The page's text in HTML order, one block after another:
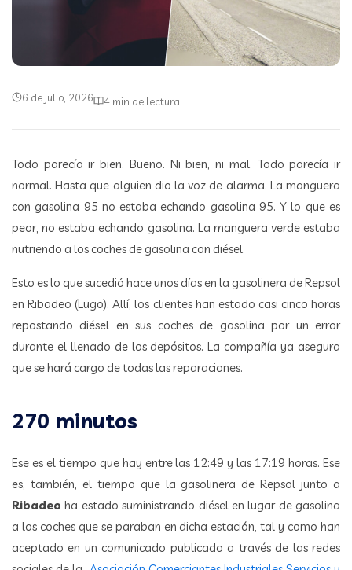
6 de julio, 2026 4 min de lectura
Todo parecía ir bien. Bueno. Ni bien, ni mal. Todo parecía ir
normal. Hasta que alguien dio la voz de alarma. La manguera
con gasolina 95 no estaba echando gasolina 95. Y lo que es
peor, no estaba echando gasolina. La manguera verde estaba
nutriendo a los coches de gasolina con diésel.
Esto es lo que sucedió hace unos días en la gasolinera de Repsol
en Ribadeo (Lugo). Allí, los clientes han estado casi cinco horas
repostando diésel en sus coches de gasolina por un error
durante el llenado de los depósitos. La compañía ya asegura
que se hará cargo de todas las reparaciones.
270 minutos
Ese es el tiempo que hay entre las 12:49 y las 17:19 horas. Ese
es, también, el tiempo que la gasolinera de Repsol junto a
Ribadeo ha estado suministrando diésel en lugar de gasolina
a los coches que se paraban en dicha estación, tal y como han
aceptado en un comunicado publicado a través de las redes